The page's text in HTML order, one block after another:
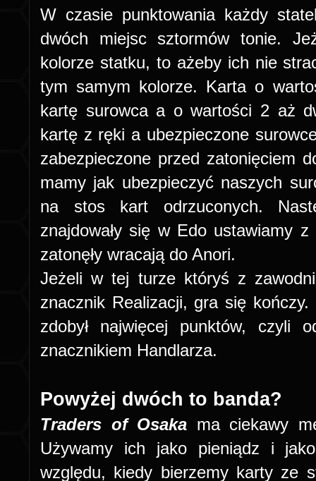
W czasie punktowania każdy
dwóch miejsc sztormów tonie.
kolorze statku, to ażeby ich nie
tym samym kolorze. Karta o
kartę surowca a o wartości 2 aż
kartę z ręki a ubezpieczone
zabezpieczone przed zatonięciem
mamy jak ubezpieczyć naszych
na stos kart odrzuconych.
znajdowały się w Edo ustawiamy
zatonęły wracają do Anori.
Jeżeli w tej turze któryś z
znacznik Realizacji, gra się
zdobył najwięcej punktów, czyli
znacznikiem Handlarza.
Powyżej dwóch to banda?
Traders of Osaka ma ciekawy
Używamy ich jako pieniądz i
względu, kiedy bierzemy karty ze